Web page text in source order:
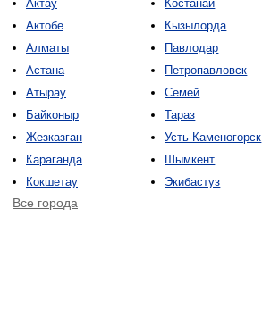
Актау
Актобе
Алматы
Астана
Атырау
Байконыр
Жезказган
Караганда
Кокшетау
Костанай
Кызылорда
Павлодар
Петропавловск
Семей
Тараз
Усть-Каменогорск
Шымкент
Экибастуз
Все города